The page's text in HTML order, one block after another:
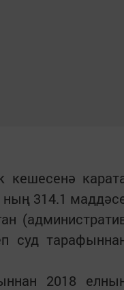
кешесенә
314.1
суд
2018